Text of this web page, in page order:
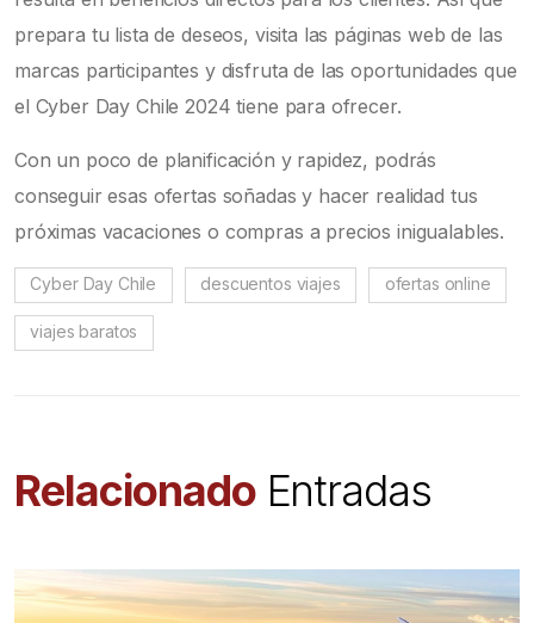
prepara tu lista de deseos, visita las páginas web de las
marcas participantes y disfruta de las oportunidades que
el Cyber Day Chile 2024 tiene para ofrecer.
Con un poco de planificación y rapidez, podrás
conseguir esas ofertas soñadas y hacer realidad tus
próximas vacaciones o compras a precios inigualables.
Cyber Day Chile descuentos viajes ofertas online
viajes baratos
RelacionadoEntradas